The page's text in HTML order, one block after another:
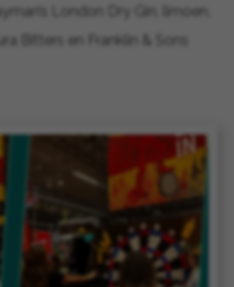
London Dry Gin, limoen,
Bitters en Franklin & Sons